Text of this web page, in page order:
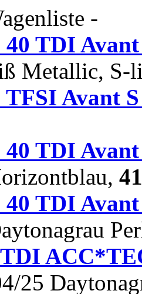
-
TDI
Metallic,
TFSI Avant
40 TDI
40 TDI
TDI
25